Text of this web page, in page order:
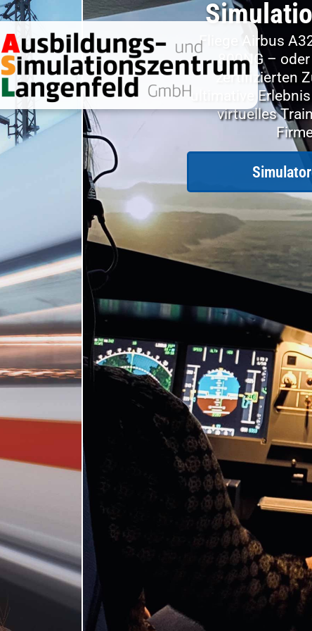
Fliege Airbus
800NG –
zertifizierten
ultimative
virtuelles